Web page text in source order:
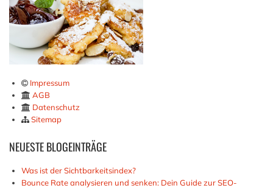
Impressum
AGB
Datenschutz
Sitemap
NEUESTEBLOGEINTRÄGE
Was ist der Sichtbarkeitsindex?
Bounce Rate analysieren und senken: Dein Guide zur SEO-